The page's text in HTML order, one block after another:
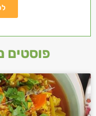
פוסטים